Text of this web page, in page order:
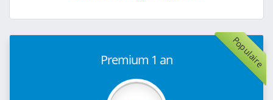
Populaire
Premium 1 an